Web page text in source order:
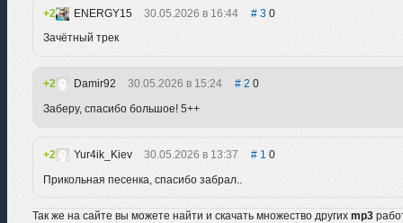
2 ENERGY15 30.05.2026 в 16:44 3 0
Зачётный трек
2 Damir92 30.05.2026 в 15:24 2 0
Заберу, спасибо большое! 5++
2 Yur4ik_Kiev 30.05.2026 в 13:37 10
Прикольная песенка, спасибо забрал..
Так же на сайте вы можете найти и скачать множество других mp3